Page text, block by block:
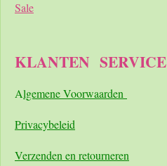
Sale
KLANTEN SERVICE
Algemene Voorwaarden
Privacybeleid
Verzenden en retourneren